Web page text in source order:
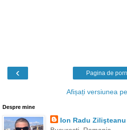
‹ Pagina de
Afișați versiunea
Despre mine
Ion Radu Zilişteanu